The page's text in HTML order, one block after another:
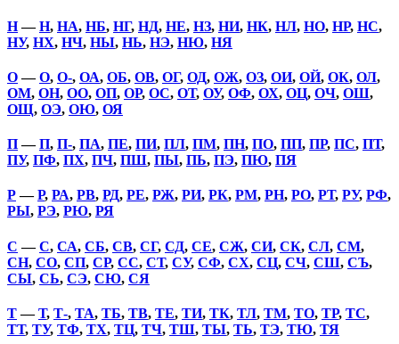
Н—Н, НА, НБ, НГ, НД, НЕ, НЗ, НИ, НК, НЛ, НО, НР, НС,
НУ, НХ, НЧ, НЫ, НЬ, НЭ, НЮ, НЯ
О—О, О-, ОА, ОБ, ОВ, ОГ, ОД, ОЖ, ОЗ, ОИ, ОЙ, ОК, ОЛ,
ОМ, ОН, ОО, ОП, ОР, ОС, ОТ, ОУ, ОФ, ОХ, ОЦ, ОЧ, ОШ,
ОЩ, ОЭ, ОЮ, ОЯ
П—П, П-, ПА, ПЕ, ПИ, ПЛ, ПМ, ПН, ПО, ПП, ПР, ПС, ПТ,
ПУ, ПФ, ПХ, ПЧ, ПШ, ПЫ, ПЬ, ПЭ, ПЮ, ПЯ
Р—Р, РА, РВ, РД, РЕ, РЖ, РИ, РК, РМ, РН, РО, РТ, РУ, РФ,
РЫ, РЭ, РЮ, РЯ
С —С, СА, СБ, СВ, СГ, СД, СЕ, СЖ, СИ, СК, СЛ, СМ,
СН, СО, СП, СР, СС, СТ, СУ, СФ, СХ, СЦ, СЧ, СШ, СЪ,
СЫ, СЬ, СЭ, СЮ, СЯ
Т—Т, Т-, ТА, ТБ, ТВ, ТЕ, ТИ, ТК, ТЛ, ТМ, ТО, ТР, ТС,
ТТ, ТУ, ТФ, ТХ, ТЦ, ТЧ, ТШ, ТЫ, ТЬ, ТЭ, ТЮ, ТЯ